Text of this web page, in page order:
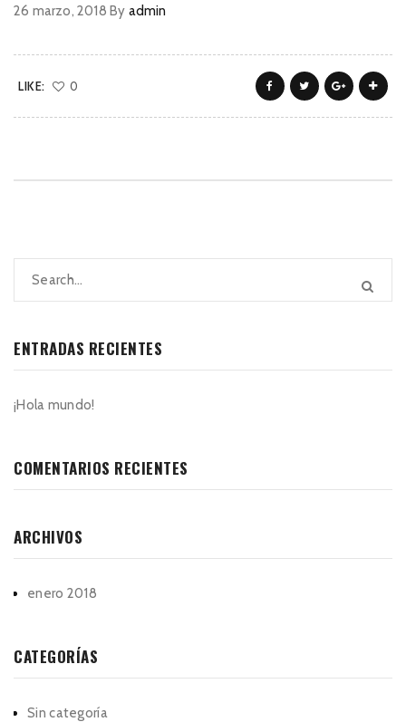
26 marzo, 2018 By admin
LIKE: 0
ENTRADAS RECIENTES
¡Hola mundo!
COMENTARIOS RECIENTES
ARCHIVOS
enero 2018
CATEGORÍAS
Sin categoría